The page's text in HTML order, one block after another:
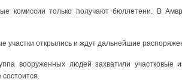
комиссии только получают бюллетени. В
участки открылись и ждут дальнейшие
вооруженных людей захватили